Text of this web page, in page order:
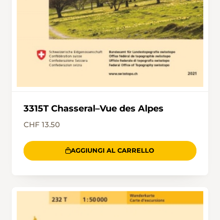
An Weinbergen vorbei führt der Weg nach Le
Landeron, dem Endpunkt der Wanderung.
Wer Lust hat, besucht noch die Altstadt von Le
Landeron, die sich rund 800 m südlich vom
Bahnhof befindet.
3315T Chasseral–Vue des Alpes
CHF 13.50
AGGIUNGI AL CARRELLO